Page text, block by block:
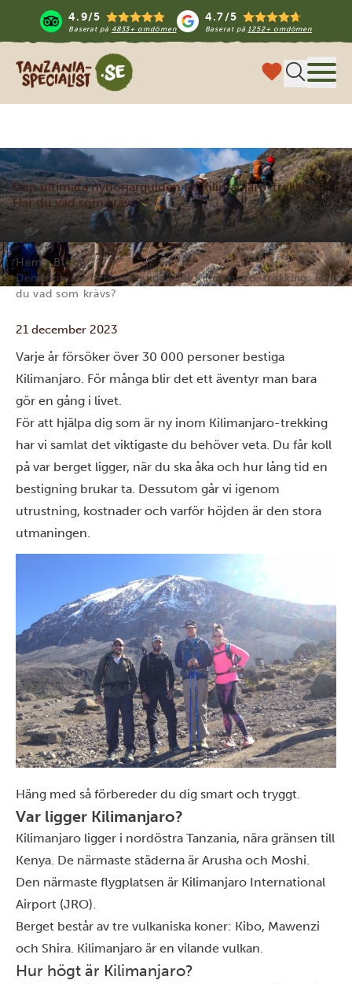
4.9/5
Baserat på 4833+ omdömen
4.7/5
Baserat på1252+ omdömen
Tanzania Specialist
Den ultimata nybörjarguiden till Kilimanjaro-trekking:
Har du vad som krävs?
Hem
Blogg
Den ultimata nybörjarguiden till Kilimanjaro-trekking: Har
du vad som krävs?
21 december 2023
Varje år försöker över 30 000 personer bestiga
Kilimanjaro. För många blir det ett äventyr man bara
gör en gång i livet.
För att hjälpa dig som är ny inom Kilimanjaro-trekking
har vi samlat det viktigaste du behöver veta. Du får koll
på var berget ligger, när du ska åka och hur lång tid en
bestigning brukar ta. Dessutom går vi igenom
utrustning, kostnader och varför höjden är den stora
utmaningen.
Häng med så förbereder du dig smart och tryggt.
Var ligger Kilimanjaro?
Kilimanjaro ligger i nordöstra Tanzania, nära gränsen till
Kenya. De närmaste städerna är Arusha och Moshi.
Den närmaste flygplatsen är Kilimanjaro International
Airport (JRO).
Berget består av tre vulkaniska koner: Kibo, Mawenzi
och Shira. Kilimanjaro är en vilande vulkan.
Hur högt är Kilimanjaro?